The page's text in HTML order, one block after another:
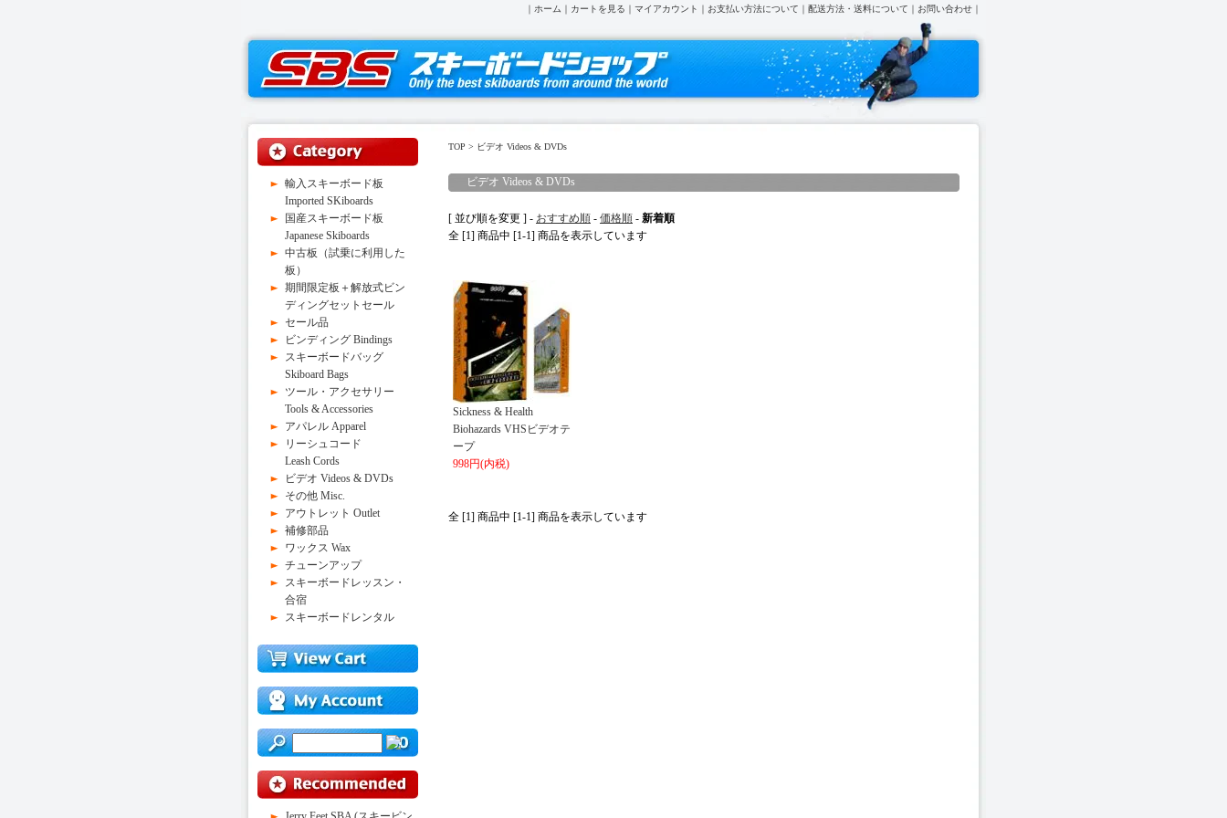
｜ ホーム ｜ カートを見る ｜ マイアカウント ｜ お支払い方法について ｜ 配送方法・送料について ｜ お問い合わせ ｜
輸入スキーボード板
Imported SKiboards
国産スキーボード板
Japanese Skiboards
中古板（試乗に利用した
板）
期間限定板＋解放式ビン
ディングセットセール
セール品
ビンディング Bindings
スキーボードバッグ
Skiboard Bags
ツール・アクセサリー
Tools & Accessories
アパレル Apparel
リーシュコード
Leash Cords
ビデオ Videos & DVDs
その他 Misc.
アウトレット Outlet
補修部品
ワックス Wax
チューンアップ
スキーボードレッスン・
合宿
スキーボードレンタル
TOP > ビデオ Videos & DVDs
ビデオ Videos & DVDs
[ 並び順を変更 ] - おすすめ順 - 価格順 - 新着順
全 [1] 商品中 [1-1] 商品を表示しています
Sickness & Health
Biohazards VHSビデオテ
ープ
998円(内税)
全 [1] 商品中 [1-1] 商品を表示しています